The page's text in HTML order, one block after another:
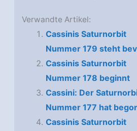
Verwandte Artikel:
Cassinis Saturnorbit
Nummer 179 steht
Cassinis Saturnorbit
Nummer 178 beginnt
Cassini: Der
Nummer 177 hat
Cassinis Saturnorbit